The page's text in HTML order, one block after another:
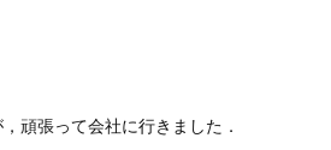
頑張って会社に行きました．